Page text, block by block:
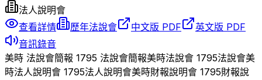
法人說明會
查看詳情
歷年法說會 中文版 PDF
英文版 PDF
音訊錄音
美時 法說會簡報 1795 法說會簡報美時法說會 1795法說會美
時法人說明會 1795法人說明會美時財報說明會 1795財報說